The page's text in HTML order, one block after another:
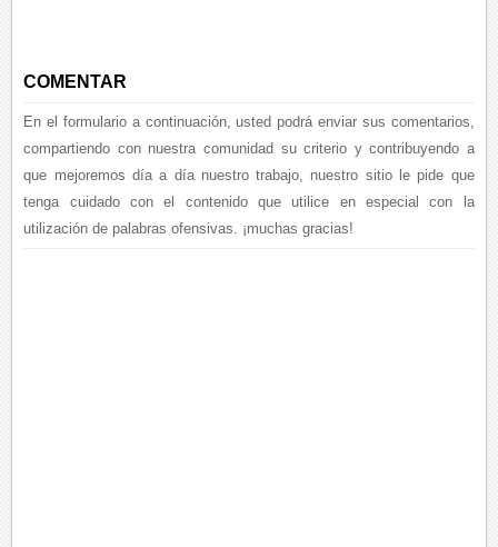
COMENTAR
En el formulario a continuación, usted podrá enviar sus comentarios,
compartiendo con nuestra comunidad su criterio y contribuyendo a
que mejoremos día a día nuestro trabajo, nuestro sitio le pide que
tenga cuidado con el contenido que utilice en especial con la
utilización de palabras ofensivas. ¡muchas gracias!